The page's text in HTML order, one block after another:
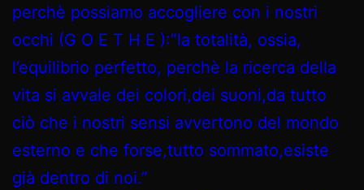
perchè possiamo accogliere con i nostri
occhi (G O E T H E ):”la totalità, ossia,
l’equilibrio perfetto, perchè la ricerca della
vita si avvale dei colori,dei suoni,da tutto
ciò che i nostri sensi avvertono del mondo
esterno e che forse,tutto sommato,esiste
già dentro di noi.”